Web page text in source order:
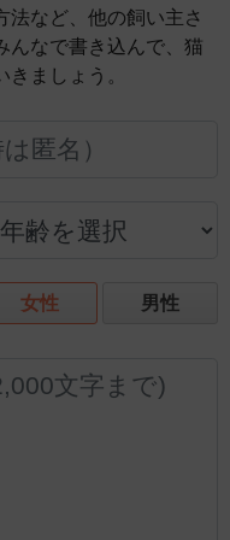
法など、他の飼い主さ
んなで書き込んで、猫
ましょう。
女性 男性